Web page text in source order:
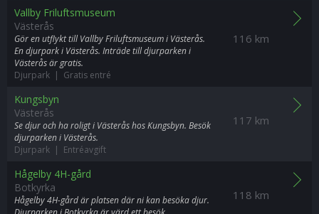
116 km
Vallby Friluftsmuseum
Västerås
Gör en utflykt till Vallby Friluftsmuseum i Västerås.
En djurpark i Västerås. Inträde till djurparken i
Västerås är gratis.
Djurpark | Gratis entré
117 km
Kungsbyn
Västerås
Se djur och ha roligt i Västerås hos Kungsbyn. Besök
djurparken i Västerås.
Djurpark | Entréavgift
118 km
Hågelby 4H-gård
Botkyrka
Hågelby 4H-gård är platsen där ni kan besöka djur.